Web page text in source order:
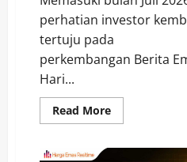
perhatian investor
tertuju pada
perkembangan Berita
Hari...
Read MoreRead
more